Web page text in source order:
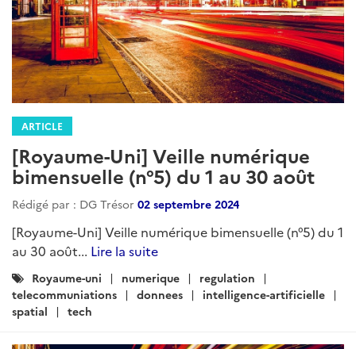
ARTICLE
[Royaume-Uni] Veille numérique
bimensuelle (n°5) du 1 au 30 août
Rédigé par : DG Trésor 02 septembre 2024
[Royaume-Uni] Veille numérique bimensuelle (n°5) du 1
au 30 août... Lire la suite
Catégories
:
Royaume-uni numerique
regulation
telecommuniations
donnees
intelligence-artificielle
spatial
tech